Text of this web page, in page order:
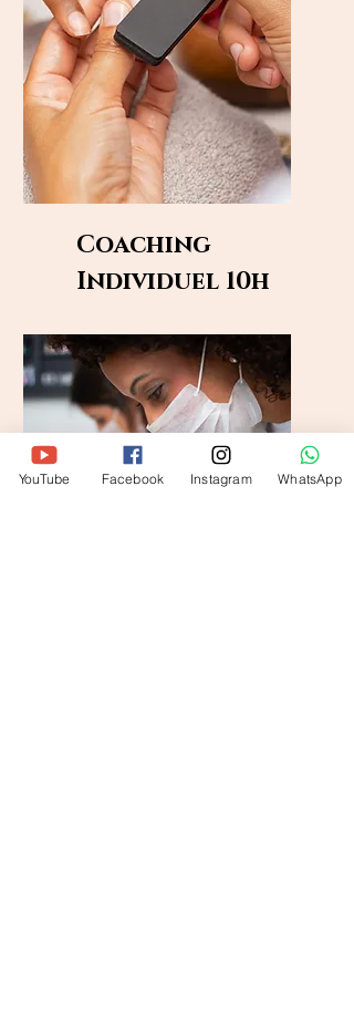
Coaching
Individuel 10h
YouTube Facebook Instagram WhatsApp